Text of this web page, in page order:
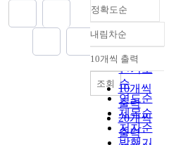
정확도순
정확도
순
인기도
순
연도순
제목순
저자순
내림차순
내림차순
10개씩 출력
10개씩
출력
20개씩
출력
조회